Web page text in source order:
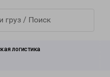
логистика